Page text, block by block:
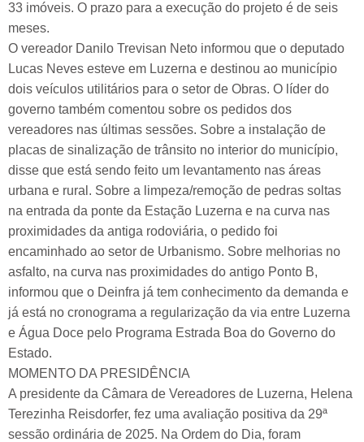
33 imóveis. O prazo para a execução do projeto é de seis
meses.
O vereador Danilo Trevisan Neto informou que o deputado
Lucas Neves esteve em Luzerna e destinou ao município
dois veículos utilitários para o setor de Obras. O líder do
governo também comentou sobre os pedidos dos
vereadores nas últimas sessões. Sobre a instalação de
placas de sinalização de trânsito no interior do município,
disse que está sendo feito um levantamento nas áreas
urbana e rural. Sobre a limpeza/remoção de pedras soltas
na entrada da ponte da Estação Luzerna e na curva nas
proximidades da antiga rodoviária, o pedido foi
encaminhado ao setor de Urbanismo. Sobre melhorias no
asfalto, na curva nas proximidades do antigo Ponto B,
informou que o Deinfra já tem conhecimento da demanda e
já está no cronograma a regularização da via entre Luzerna
e Água Doce pelo Programa Estrada Boa do Governo do
Estado.
MOMENTO DA PRESIDÊNCIA
A presidente da Câmara de Vereadores de Luzerna, Helena
Terezinha Reisdorfer, fez uma avaliação positiva da 29ª
sessão ordinária de 2025. Na Ordem do Dia, foram